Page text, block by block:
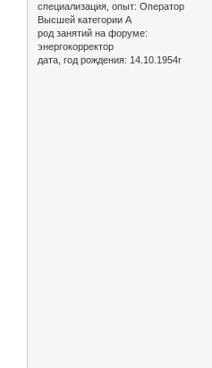
специализация, опыт: Оператор
Высшей категории А
род занятий на форуме:
энергокорректор
дата, год рождения: 14.10.1954г